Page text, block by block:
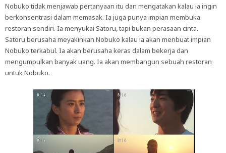
Nobuko tidak menjawab pertanyaan itu dan mengatakan kalau ia ingin
berkonsentrasi dalam memasak. Ia juga punya impian membuka
restoran sendiri. Ia menyukai Satoru, tapi bukan perasaan cinta.
Satoru berusaha meyakinkan Nobuko kalau ia akan menbuat impian
Nobuko terkabul. Ia akan berusaha keras dalam bekerja dan
mengumpulkan banyak uang. Ia akan membangun sebuah restoran
untuk Nobuko.